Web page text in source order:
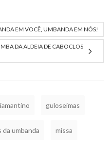
EM VOCÊ, UMBANDA EM NÓS!
DA ALDEIA DE CABOCLOS
guloseimas
da umbanda missa